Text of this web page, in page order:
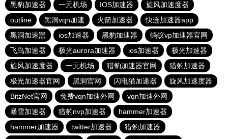
黑豹加速器
一元机场 IOS加速器
旋风加速度器
outline
黑洞vqn加速 火箭加速器
快连加速器app
黑洞加速噐
ios加速器 黑豹加速器
蚂蚁vp加速器官网
飞鸟加速器
极光aurora加速器 ios加速器
极光加速器
旋风加速度器
一元机场 猎豹加速器官网
猎豹加速器
极光加速器官网
黑洞官网 闪电猫加速器
旋风加速度器
BitzNet官网
免费vqn加速外网
vqn加速外网
暴雪加速器
猎豹nvp加速器
hammer加速器
hammer加速器
twitter加速器
猎豹加速器